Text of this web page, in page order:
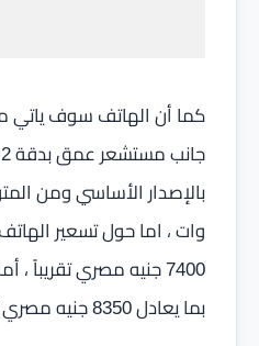
بما يعادل 8350 جنيه مصري تقريباً ومن المتوقع ان يتم طرحه رسمياً خلال شهر يوليو الجاري .